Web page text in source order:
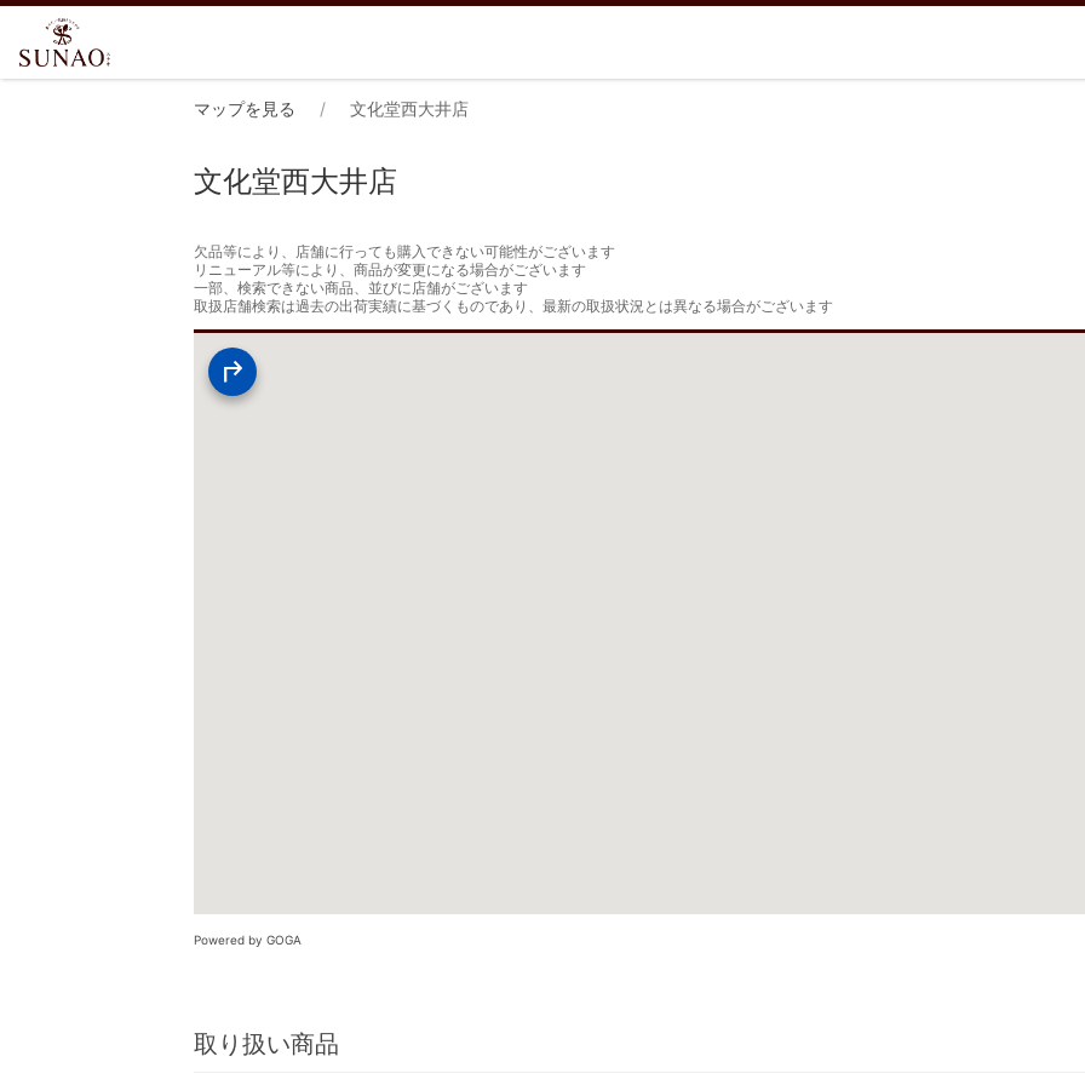
マップを見る 文化堂西大井店
文化堂西大井店
欠品等により、店舗に行っても購入できない可能性がございます
リニューアル等により、商品が変更になる場合がございます
一部、検索できない商品、並びに店舗がございます
取扱店舗検索は過去の出荷実績に基づくものであり、最新の取扱状況とは異なる場合がございます
Powered by GOGA
取り扱い商品